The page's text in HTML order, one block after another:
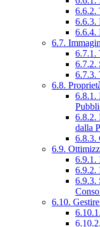
6.6.2.
6.6.3.
6.6.4.
6.7.
6.7.1.
6.7.2.
6.7.3.
6.8.
6.8.1.
6.8.2.
dalla
6.8.3.
6.9.
6.9.1.
6.9.2.
6.9.3.
6.10.